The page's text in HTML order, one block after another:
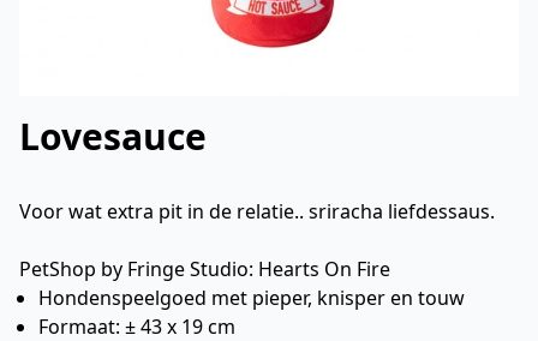
Lovesauce
Voor wat extra pit in de relatie.. sriracha liefdessaus.
PetShop by Fringe Studio: Hearts On Fire
Hondenspeelgoed met pieper, knisper en touw
Formaat: ± 43 x 19 cm